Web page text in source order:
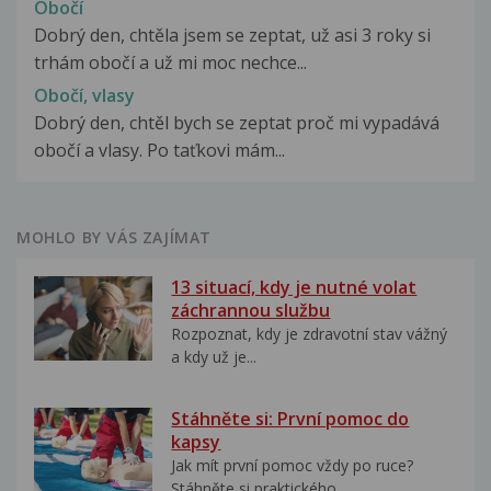
Obočí
Dobrý den, chtěla jsem se zeptat, už asi 3 roky si
trhám obočí a už mi moc nechce...
Obočí, vlasy
Dobrý den, chtěl bych se zeptat proč mi vypadává
obočí a vlasy. Po taťkovi mám...
MOHLO BY VÁS ZAJÍMAT
13 situací, kdy je nutné volat
záchrannou službu
Rozpoznat, kdy je zdravotní stav vážný
a kdy už je...
Stáhněte si: První pomoc do
kapsy
Jak mít první pomoc vždy po ruce?